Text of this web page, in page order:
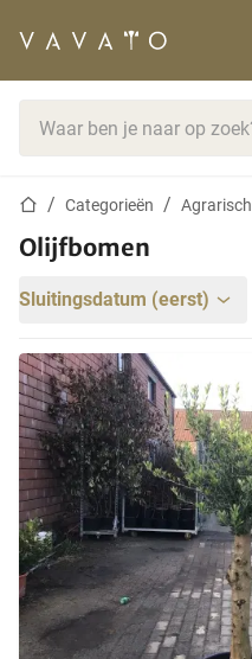
StartpaginaCategorieën Agrarisch
Olijfbomen
Sluitingsdatum (eerst)